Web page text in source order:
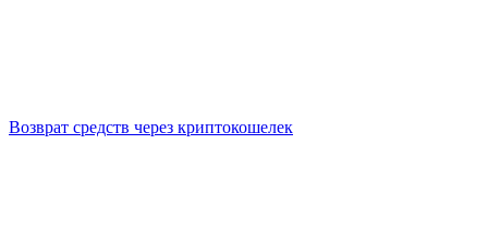
Возврат средств через криптокошелек